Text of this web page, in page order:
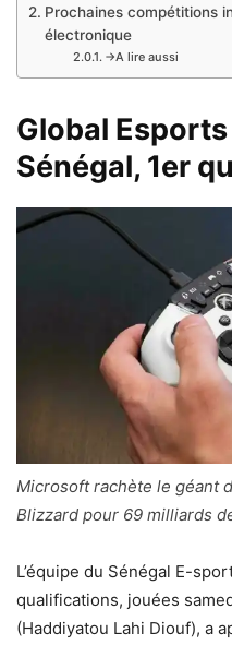
Prochaines compétitions
électronique
→A lire aussi
Global Esports
Sénégal, 1er
Microsoft rachète le géant
Blizzard pour 69 milliards
L’équipe du Sénégal E-
qualifications, jouées
(Haddiyatou Lahi Diouf), a